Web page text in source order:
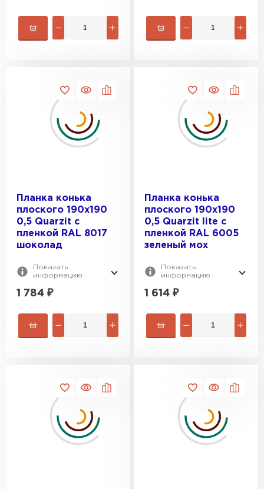
Планка конька
плоского 190х190
0,5 Quarzit с
пленкой RAL 8017
шоколад
Показать
информацию
1 784 ₽
Планка конька
плоского 190х190
0,5 Quarzit lite с
пленкой RAL 6005
зеленый мох
Показать
информацию
1 614 ₽